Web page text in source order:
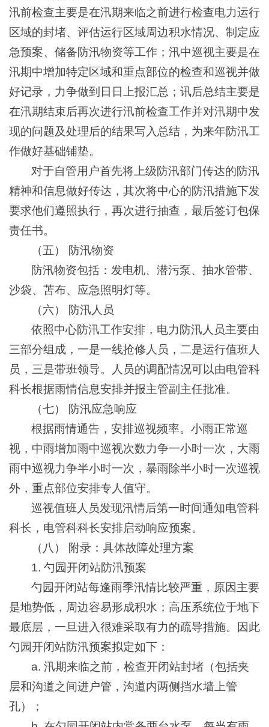
汛前检查主要是在汛期来临之前进行检查电力运行
区域的封堵、评估运行区域周边积水情况、制定应
急预案、储备防汛物资等工作；汛中巡视主要是在
汛期中增加特定区域和重点部位的检查和巡视并做
好记录，力争做到日日上报汇总；讯后总结主要是
在汛期结束后再次进行汛前检查工作并对汛期中发
现的问题及处理后的结果写入总结，为来年防汛工
作做好基础铺垫。
对于自管用户首先将上级防汛部门传达的防汛
精神和信息做好传达，其次将中心的防汛措施下发
要求他们遵照执行，再次进行抽查，最后签订包保
责任书。
（五） 防汛物资
防汛物资包括：发电机、潜污泵、抽水管带、
沙袋、苫布、应急照明灯等。
（六） 防汛人员
依照中心防汛工作安排，电力防汛人员主要由
三部分组成，一是一线抢修人员，二是运行值班人
员，三是带班领导。人员的调配情况可以由电管科
科长根据雨情信息安排并报主管副主任批准。
（七） 防汛应急响应
根据雨情通告，安排巡视频率。小雨正常巡
视，中雨增加雨中巡视次数力争一小时一次，大雨
雨中巡视力争半小时一次，暴雨除半小时一次巡视
外，重点部位安排专人值守。
巡视值班人员发现汛情后第一时间通知电管科
科长，电管科科长安排启动响应预案。
（八） 附录：具体故障处理方案
1. 勺园开闭站防汛预案
勺园开闭站每逢雨季汛情比较严重，原因主要
是地势低，周边容易形成积水；高压系统位于地下
最底层，一旦进入很难采取有力的疏导措施。因此
勺园开闭站防汛预案拟定如下：
a. 汛期来临之前，检查开闭站封堵（包括夹
层和沟道之间进户管，沟道内两侧挡水墙上管
孔）；